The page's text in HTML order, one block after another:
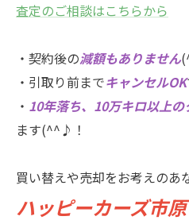
査定のご相談はこちらから
・契約後の減額もありません
・引取り前までキャンセルOK
・ 10年落ち、10万キロ以上の
ます(^^♪！
買い替えや売却をお考えのあ
ハッピーカーズ市